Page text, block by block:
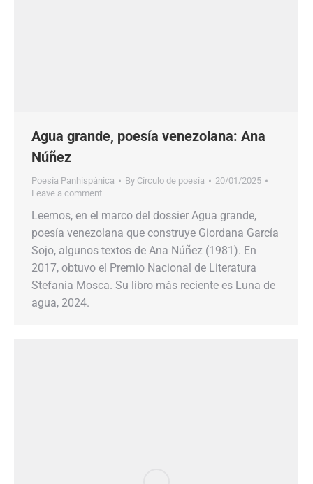
Agua grande, poesía venezolana: Ana
Núñez
Poesía Panhispánica By Círculo de poesía
20/01/2025
Leave a comment
Leemos, en el marco del dossier Agua grande,
poesía venezolana que construye Giordana García
Sojo, algunos textos de Ana Núñez (1981). En
2017, obtuvo el Premio Nacional de Literatura
Stefania Mosca. Su libro más reciente es Luna de
agua, 2024.